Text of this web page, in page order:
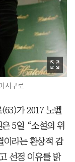
시구로
가 2017 노벨
5일 “소설의 위
이라는 환상적 감
선정 이유를 밝